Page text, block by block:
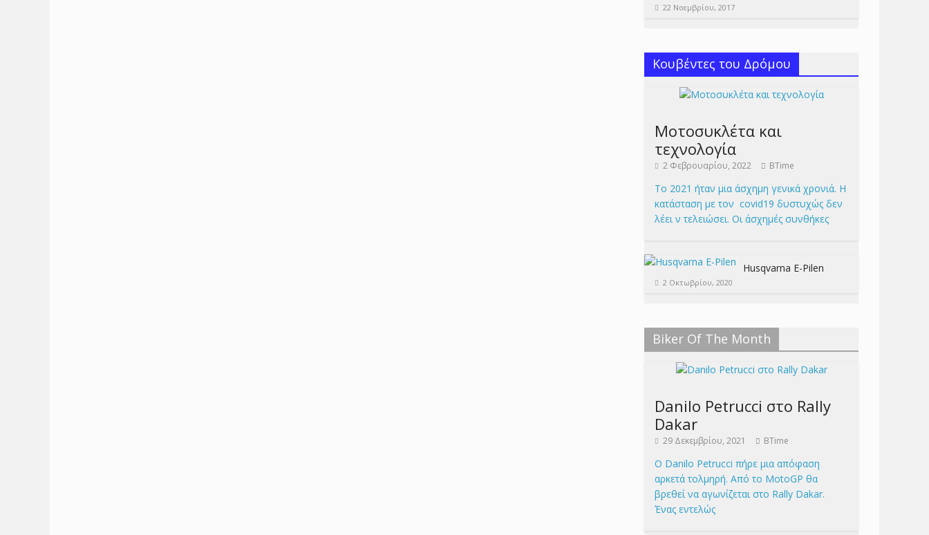
22 Νοεμβρίου, 2017
Κουβέντες του Δρόμου
Μοτοσυκλέτα και
τεχνολογία
2 Φεβρουαρίου, 2022 BTime
Το 2021 ήταν μια άσχημη γενικά χρονιά. Η
κατάσταση με τον covid19 δυστυχώς δεν
λέει ν τελειώσει. Οι άσχημές συνθήκες
Husqvarna E-Pilen
2 Οκτωβρίου, 2020
Biker Of The Month
Danilo Petrucci στο Rally
Dakar
29 Δεκεμβρίου, 2021 BTime
Ο Danilo Petrucci πήρε μια απόφαση
αρκετά τολμηρή. Από το MotoGP θα
βρεθεί να αγωνίζεται στο Rally Dakar.
Ένας εντελώς